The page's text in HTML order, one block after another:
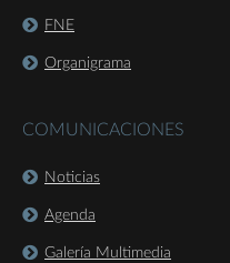
FNE
Organigrama
COMUNICACIONES
Noticias
Agenda
Galería Multimedia